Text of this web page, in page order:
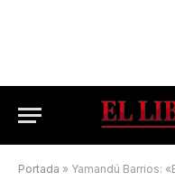
Portada » Yamandú Barrios: «Exigirle